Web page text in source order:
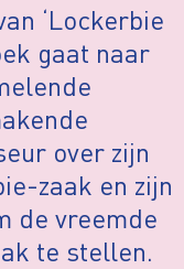
‘Lockerbie
gaat naar
over zijn
zaak en zijn
de vreemde
te stellen.